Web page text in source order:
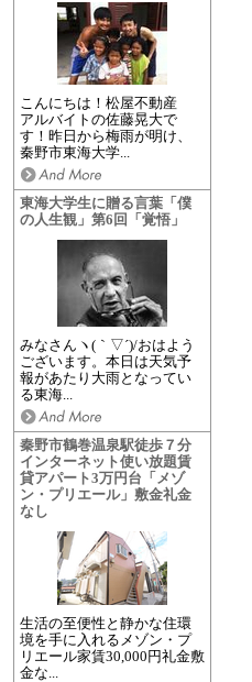
こんにちは！松屋不動産
アルバイトの佐藤晃大で
す！昨日から梅雨が明け、
秦野市東海大学...
東海大学生に贈る言葉「僕
の人生観」第6回「覚悟」
みなさんヽ(｀▽´)/おはよう
ございます。本日は天気予
報があたり大雨となってい
る東海...
秦野市鶴巻温泉駅徒歩７分
インターネット使い放題賃
貸アパート3万円台「メゾ
ン・プリエール」敷金礼金
なし
生活の至便性と静かな住環
境を手に入れるメゾン・プ
リエール家賃30,000円礼金敷
金な...